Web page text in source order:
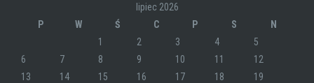
lipiec 2026
P
W Ś C P S
N
1
2 3 4
5
6
7 8 9 10 11
12
13
14 15 16 17 18
19